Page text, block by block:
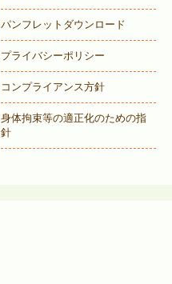
パンフレットダウンロード
プライバシーポリシー
コンプライアンス方針
身体拘束等の適正化のための指
針